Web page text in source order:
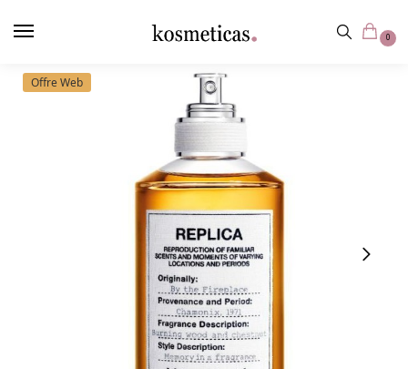
principal
0
Offre Web